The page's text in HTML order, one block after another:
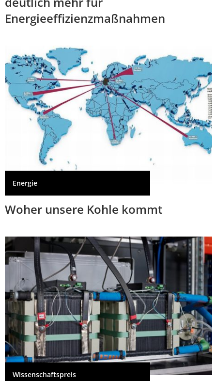
Energieeffizienzmaßnahmen
Energie
Woher unsere Kohle kommt
Wissenschaftspreis